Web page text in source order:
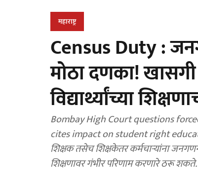
महाराष्ट्र
Census Duty :
मोठा दणका! खासगी
विद्यार्थ्यांच्या
Bombay High Court questions
cites impact on student right
शिक्षक तसेच शिक्षकेतर कर्मचाऱ्यांना
शिक्षणावर गंभीर परिणाम करणारे ठरू शकते.